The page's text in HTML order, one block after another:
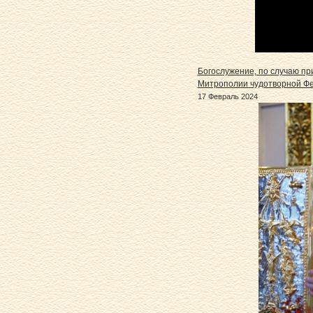
Богослужение, по случаю
Митрополии чудотворной
17 Февраль 2024